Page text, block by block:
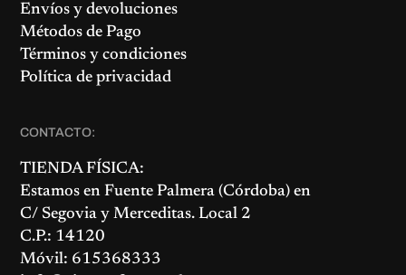
Envíos y devoluciones
Métodos de Pago
Términos y condiciones
Política de privacidad
CONTACTO:
TIENDA FÍSICA:
Estamos enFuente Palmera (Córdoba) en
C/ Segovia y Merceditas. Local 2
C.P.: 14120
Móvil: 615368333